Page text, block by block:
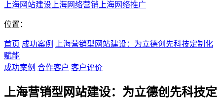
上海网站建设 上海网络营销 上海网络推广
位置：
首页 成功案例
上海营销型网站建设：为立德创先科技定制化
赋能
成功案例 合作客户 客户评价
上海营销型网站建设：为立德创先科技定